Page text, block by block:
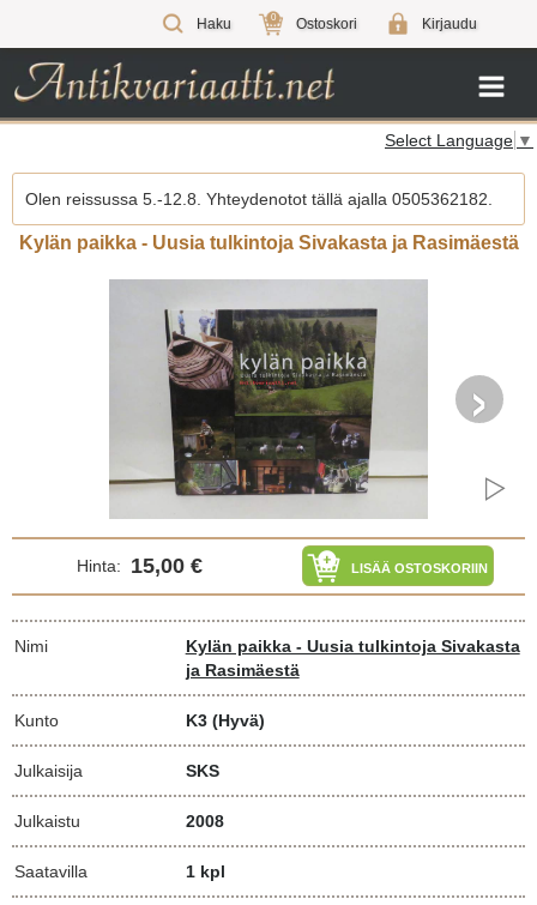
Haku 0 Ostoskori Kirjaudu
Select Language ▼
Olen reissussa 5.-12.8. Yhteydenotot tällä ajalla 0505362182.
Kylän paikka - Uusia tulkintoja Sivakasta ja Rasimäestä
›
Hinta: 15,00 € LISÄÄ OSTOSKORIIN
Nimi
Kylän paikka - Uusia tulkintoja Sivakasta
ja Rasimäestä
Kunto K3 (Hyvä)
Julkaisija SKS
Julkaistu 2008
Saatavilla 1 kpl